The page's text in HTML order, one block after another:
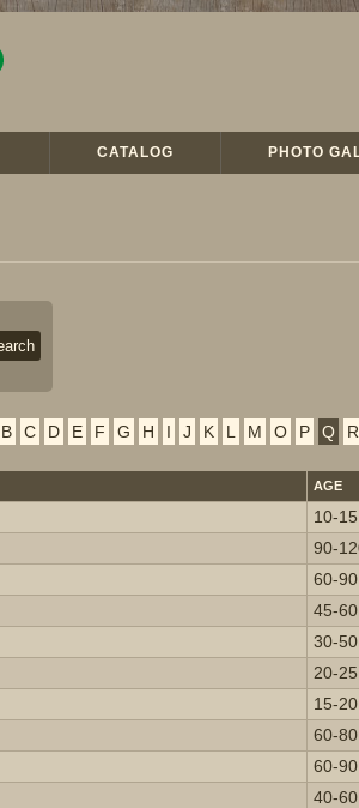
CATALOG PHOTO
B C D E F G H I J K L M O P Q R
AGE
10-15
90-
60-90
45-60
30-50
20-25
15-20
60-80
60-90
40-60